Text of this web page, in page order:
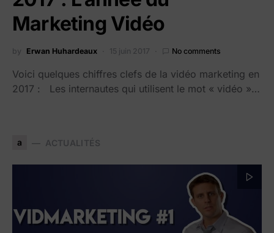
Marketing Vidéo
by Erwan Huhardeaux 15 juin 2017 No comments
Voici quelques chiffres clefs de la vidéo marketing en
2017 : Les internautes qui utilisent le mot « vidéo »…
a ACTUALITÉS